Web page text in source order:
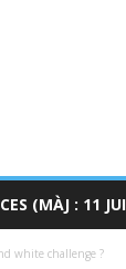
(MÀJ : 11
white challenge ?